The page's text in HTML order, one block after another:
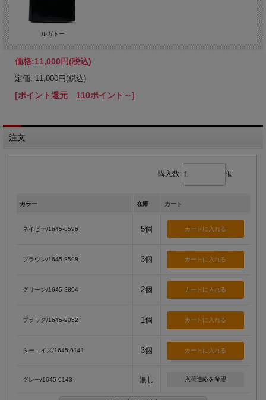
ルガトー
価格:11,000円(税込)
定価: 11,000円(税込)
[ポイント還元 110ポイント～]
注文
購入数: 個
カラー 在庫 カート
ネイビー/1645-8596 5個
ブラウン/1645-8598 3個
グリーン/1645-8894 2個
ブラック/1645-9052 1個
ターコイズ/1645-9141 3個
グレー/1645-9143 無し 入荷連絡を希望